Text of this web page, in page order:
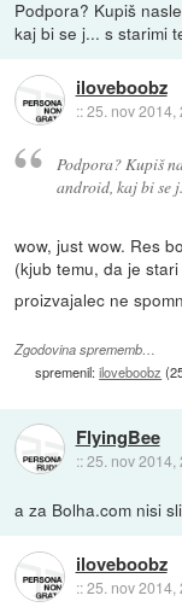
Podpora? Kupiš
kaj bi se j... s starimi
iloveboobz
::25. nov 2014,
Podpora? Kupiš
android, kaj bi se
wow, just wow. Res
(kjub temu, da je
proizvajalec ne
Zgodovina sprememb…
spremenil:iloveboobz (
FlyingBee
::25. nov 2014,
a za Bolha.com nisi
iloveboobz
::25. nov 2014,